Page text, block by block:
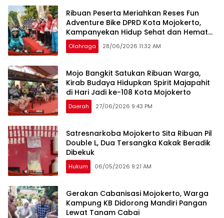
Ribuan Peserta Meriahkan Reses Fun
Adventure Bike DPRD Kota Mojokerto,
Kampanyekan Hidup Sehat dan Hemat
BBM
Olahraga 28/06/2026 11:32 AM
Mojo Bangkit Satukan Ribuan Warga,
Kirab Budaya Hidupkan Spirit Majapahit
di Hari Jadi ke-108 Kota Mojokerto
Daerah 27/06/2026 9:43 PM
Satresnarkoba Mojokerto Sita Ribuan Pil
Double L, Dua Tersangka Kakak Beradik
Dibekuk
Hukum 06/05/2026 9:21 AM
Gerakan Cabanisasi Mojokerto, Warga
Kampung KB Didorong Mandiri Pangan
Lewat Tanam Cabai